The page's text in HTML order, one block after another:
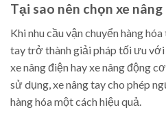
Tại sao nên chọn xe nâng
Khi nhu cầu vận chuyển hàng
tay trở thành giải pháp tối ưu
xe nâng điện hay xe nâng động
sử dụng, xe nâng tay cho phép
hàng hóa một cách hiệu quả.